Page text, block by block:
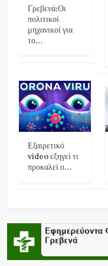
Γρεβενά:Οι
πολιτικοί
μηχανικοί για
το…
Εξαιρετικό
video εξηγεί τι
προκαλεί ο…